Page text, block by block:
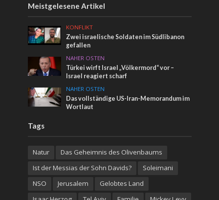
Meistgelesene Artikel
KONFLIKT
Zwei israelische Soldaten im Südlibanon
gefallen
NAHER OSTEN
Türkei wirft Israel „Völkermord“ vor –
Israel reagiert scharf
NAHER OSTEN
Das vollständige US-Iran-Memorandum im
Wortlaut
Tags
Natur
Das Geheimnis des Olivenbaums
Ist der Messias der Sohn Davids?
Soleimani
NSO
Jerusalem
Gelobtes Land